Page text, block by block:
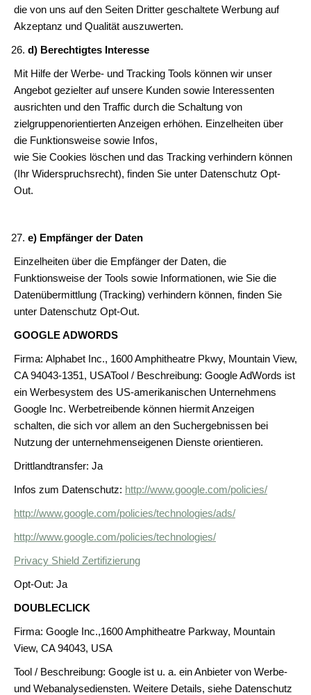
die von uns auf den Seiten Dritter geschaltete Werbung auf
Akzeptanz und Qualität auszuwerten.
d) Berechtigtes Interesse
Mit Hilfe der Werbe- und Tracking Tools können wir unser
Angebot gezielter auf unsere Kunden sowie Interessenten
ausrichten und den Traffic durch die Schaltung von
zielgruppenorientierten Anzeigen erhöhen. Einzelheiten über
die Funktionsweise sowie Infos,
wie Sie Cookies löschen und das Tracking verhindern können
(Ihr Widerspruchsrecht), finden Sie unter Datenschutz Opt-
Out.
e) Empfänger der Daten
Einzelheiten über die Empfänger der Daten, die
Funktionsweise der Tools sowie Informationen, wie Sie die
Datenübermittlung (Tracking) verhindern können, finden Sie
unter Datenschutz Opt-Out.
GOOGLE ADWORDS
Firma: Alphabet Inc., 1600 Amphitheatre Pkwy, Mountain View,
CA 94043-1351, USATool / Beschreibung: Google AdWords ist
ein Werbesystem des US-amerikanischen Unternehmens
Google Inc. Werbetreibende können hiermit Anzeigen
schalten, die sich vor allem an den Suchergebnissen bei
Nutzung der unternehmenseigenen Dienste orientieren.
Drittlandtransfer: Ja
Infos zum Datenschutz: http://www.google.com/policies/
http://www.google.com/policies/technologies/ads/
http://www.google.com/policies/technologies/
Privacy Shield Zertifizierung
Opt-Out: Ja
DOUBLECLICK
Firma: Google Inc.,1600 Amphitheatre Parkway, Mountain
View, CA 94043, USA
Tool / Beschreibung: Google ist u. a. ein Anbieter von Werbe-
und Webanalysediensten. Weitere Details, siehe Datenschutz